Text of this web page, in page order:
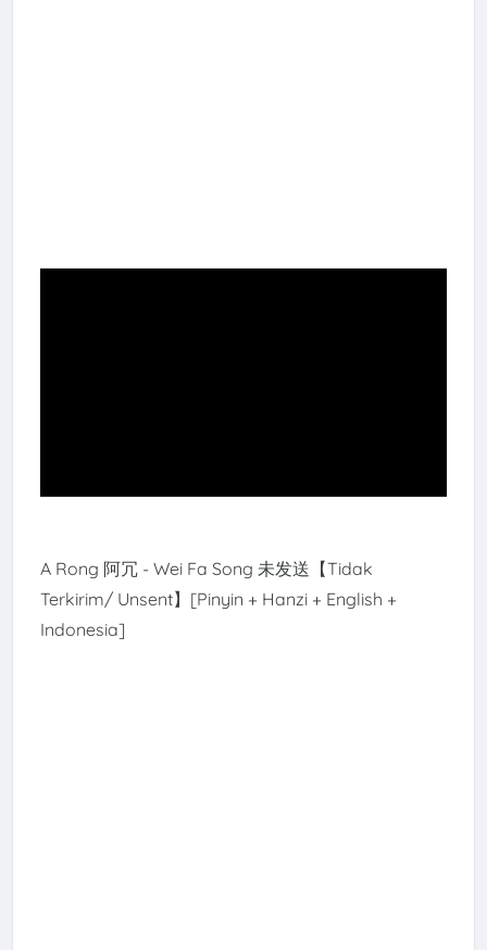
A Rong 阿冗 - Wei Fa Song 未发送【Tidak
Terkirim/ Unsent】[Pinyin + Hanzi + English +
Indonesia]